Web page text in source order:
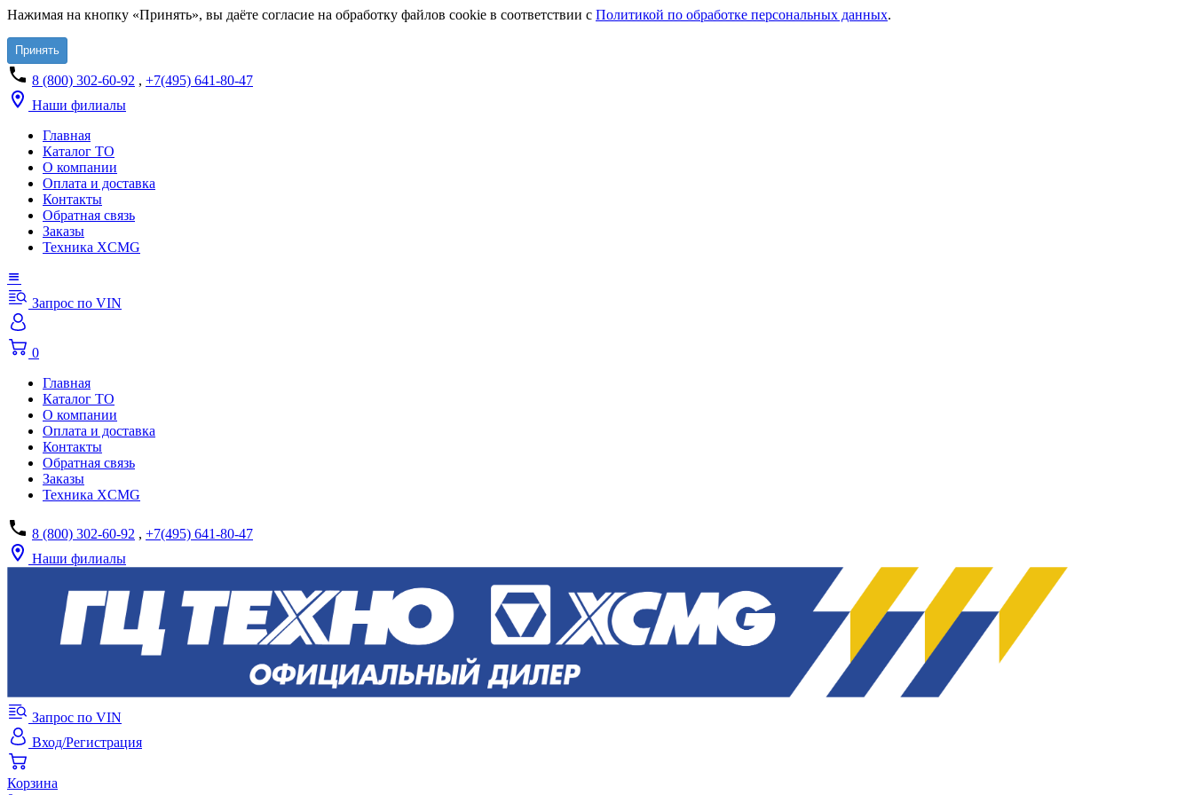
Нажимая на кнопку «Принять», вы даёте согласие на обработку файлов cookie в соответствии с Политикой по обработке персональных данных.
Принять
8 (800) 302-60-92 , +7(495) 641-80-47
Наши филиалы
Главная
Каталог ТО
О компании
Оплата и доставка
Контакты
Обратная связь
Заказы
Техника XCMG
Запрос по VIN
0
Главная
Каталог ТО
О компании
Оплата и доставка
Контакты
Обратная связь
Заказы
Техника XCMG
8 (800) 302-60-92 , +7(495) 641-80-47
Наши филиалы
Запрос по VIN
Вход/Регистрация
Корзина